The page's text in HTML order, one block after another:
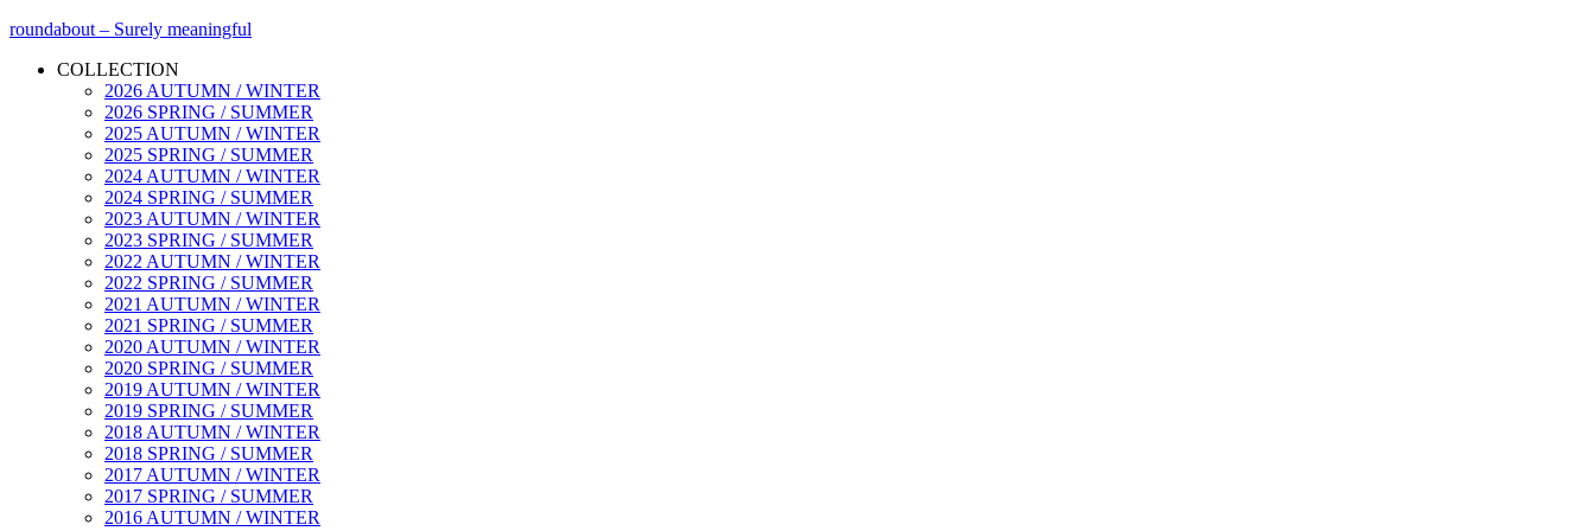
roundabout – Surely meaningful
COLLECTION
2026 AUTUMN / WINTER
2026 SPRING / SUMMER
2025 AUTUMN / WINTER
2025 SPRING / SUMMER
2024 AUTUMN / WINTER
2024 SPRING / SUMMER
2023 AUTUMN / WINTER
2023 SPRING / SUMMER
2022 AUTUMN / WINTER
2022 SPRING / SUMMER
2021 AUTUMN / WINTER
2021 SPRING / SUMMER
2020 AUTUMN / WINTER
2020 SPRING / SUMMER
2019 AUTUMN / WINTER
2019 SPRING / SUMMER
2018 AUTUMN / WINTER
2018 SPRING / SUMMER
2017 AUTUMN / WINTER
2017 SPRING / SUMMER
2016 AUTUMN / WINTER